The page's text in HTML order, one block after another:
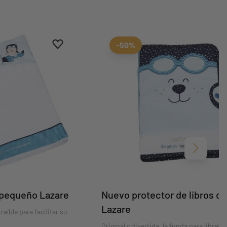
Aggiungi ai preferiti
borrar favoritos
Lazare
para facilitar su
-50%
Nuevo protector de libros
Lazare